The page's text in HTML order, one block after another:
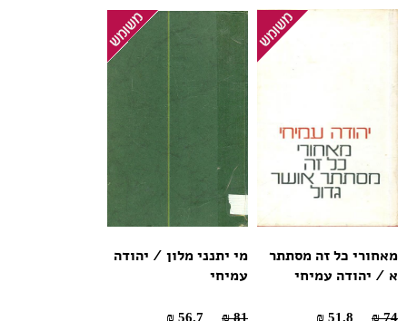
מאחורי כל זה מסתתר
א / יהודה עמיחי
74 ₪
מי יתנני מלון / יהודה
עמיחי
81 ₪